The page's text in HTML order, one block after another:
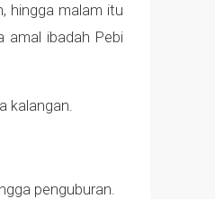
hingga malam itu
amal ibadah Pebi
kalangan.
penguburan.